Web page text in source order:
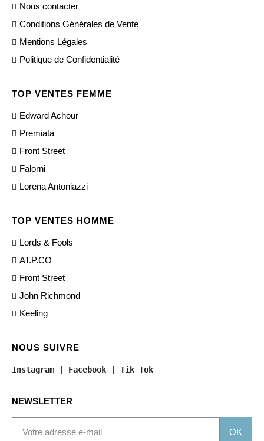
Nous contacter
Conditions Générales de Vente
Mentions Légales
Politique de Confidentialité
TOP VENTES FEMME
Edward Achour
Premiata
Front Street
Falorni
Lorena Antoniazzi
TOP VENTES HOMME
Lords & Fools
AT.P.CO
Front Street
John Richmond
Keeling
NOUS SUIVRE
Instagram | Facebook | Tik Tok
NEWSLETTER
OK